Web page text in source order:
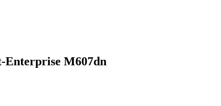
Enterprise M607dn